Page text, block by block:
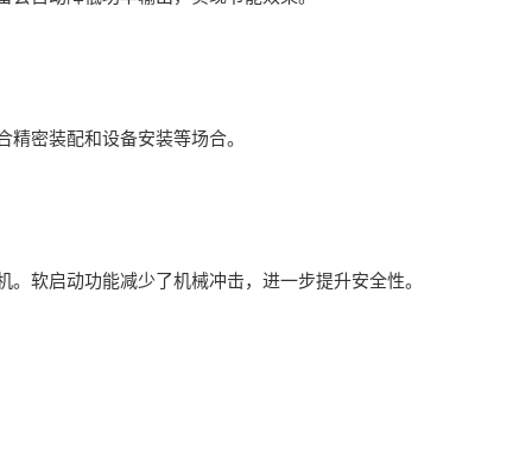
密装配和设备安装等场合。
软启动功能减少了机械冲击，进一步提升安全性。